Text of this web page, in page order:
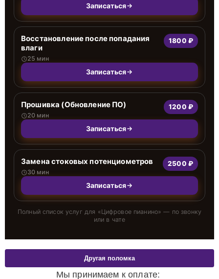
Записаться
Восстановление после попадания
влаги
25 мин
1800 ₽
Записаться
Прошивка (Обновление ПО)
20 мин
1200 ₽
Записаться
Замена стоковых потенциометров
30 мин
2500 ₽
Записаться
Полный список услуг для «Цифровое пианино» — по звонку
или в чате
Мы принимаем к оплате:
Другая поломка